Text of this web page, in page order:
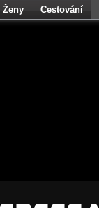
Ženy Cestování